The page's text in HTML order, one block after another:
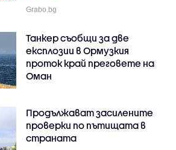
Grabo.bg
Танкер съобщи за две
експлозии в Ормузкия
проток край преговете на
Оман
Продължават засилените
проверки по пътищата в
страната